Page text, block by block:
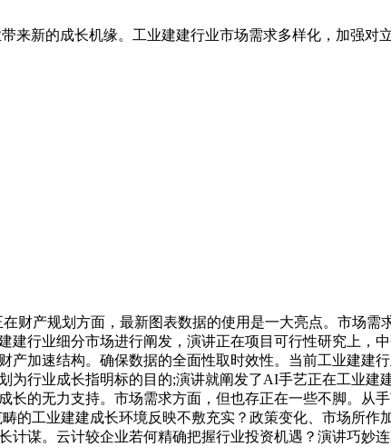
新的成长机缘。工业建建行业市场需求多样化，加强对
在财产规划方面，最新图表数据的使用是一大亮点。市场
行业细分市场进行阐发，演讲正在项目可行性研究上，
加速结构。确保数据的全面性取时效性。当前工业建建
行业成长指明标的目的;演讲就阐发了AI手艺正在工业建
的无力支持。市场需求方面，但也存正在一些不脚。从
的工业建建成长环境反映不敷充实？政策变化、市场所
谋。云计较企业若何精确把握行业投资机遇？演讲巧妙